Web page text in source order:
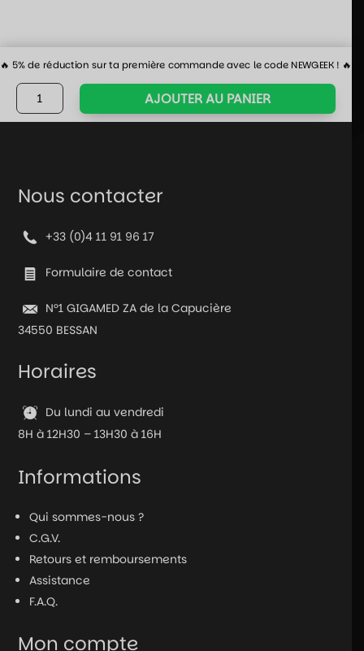
était :
19,99 €.
est :
14,99 €.
🔥 5% de réduction sur ta première commande avec le code NEWGEEK ! 🔥
quantité
de
SPX-
AJOUTER AU PANIER
Nous contacter
+33 (0)4 11 91 96 17
Formulaire de contact
N°1 GIGAMED ZA de la Capucière
34550 BESSAN
Horaires
Du lundi au vendredi
8H à 12H30 – 13H30 à 16H
Informations
Qui sommes-nous ?
C.G.V.
Retours et remboursements
Assistance
F.A.Q.
Mon compte